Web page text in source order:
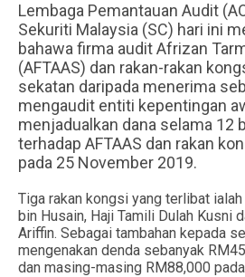
Lembaga Pemantauan Audit
Sekuriti Malaysia (SC) hari ini
bahawa firma audit Afrizan
(AFTAAS) dan rakan-rakan
sekatan daripada menerima
mengaudit entiti kepentingan
menjadualkan dana selama 12
terhadap AFTAAS dan rakan
pada 25 November 2019.
Tiga rakan kongsi yang terlibat
bin Husain, Haji Tamili Dulah Kusni
Ariffin. Sebagai tambahan kepada
mengenakan denda sebanyak
dan masing-masing RM88,000